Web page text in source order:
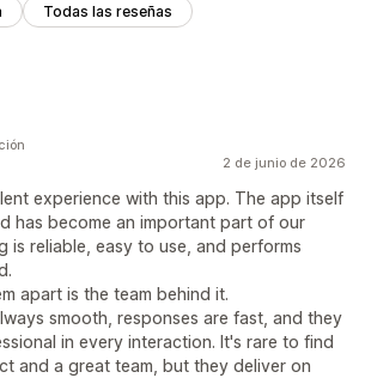
Todas las reseñas
2 de junio de 2026
experience with this app. The app itself
has become an important part of our
is reliable, easy to use, and performs
apart is the team behind it.
smooth, responses are fast, and they
in every interaction. It's rare to find
and a great team, but they deliver on